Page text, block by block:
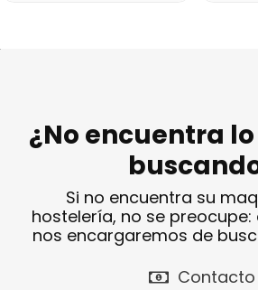
¿No encuentra
Si no encuentra su
hostelería, no se
nos encargaremos de
Contacto